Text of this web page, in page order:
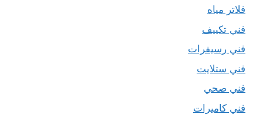
فلاتر مياه
فني تكييف
فني رسيفرات
فني ستلايت
فني صحي
فني كاميرات